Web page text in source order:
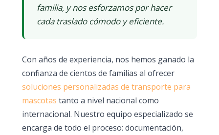
familia, y nos esforzamos por hacer
cada traslado cómodo y eficiente.
Con años de experiencia, nos hemos ganado la
confianza de cientos de familias al ofrecer
soluciones personalizadas de transporte para
mascotas tanto a nivel nacional como
internacional. Nuestro equipo especializado se
encarga de todo el proceso: documentación,